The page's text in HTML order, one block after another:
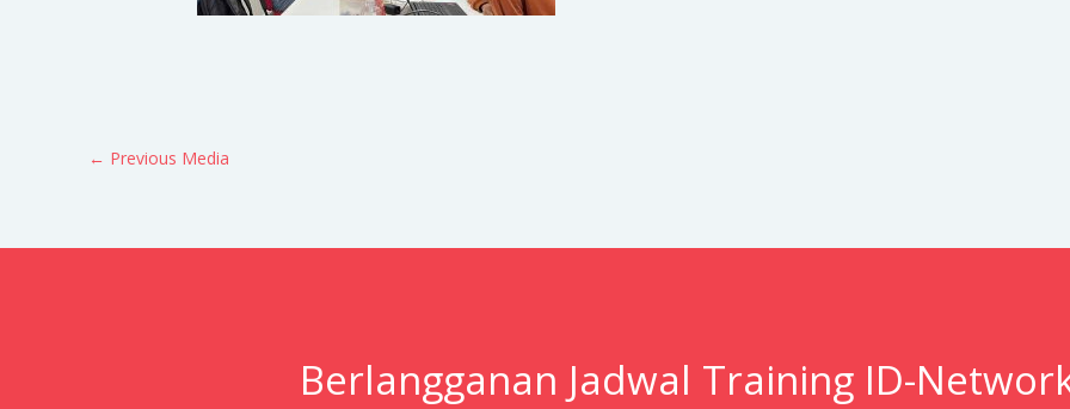
← Previous Media
Berlangganan Jadwal Training ID-